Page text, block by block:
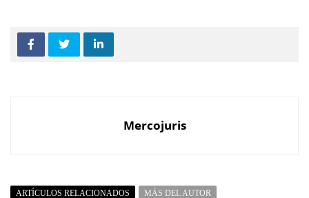
Mercojuris
ARTÍCULOS RELACIONADOS
MÁS DEL AUTOR